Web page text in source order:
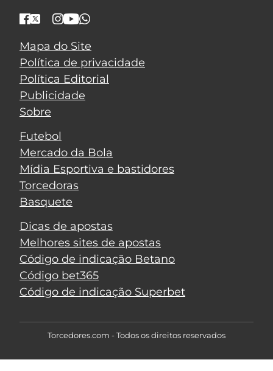
Mapa do Site
Política de privacidade
Política Editorial
Publicidade
Sobre
Futebol
Mercado da Bola
Mídia Esportiva e bastidores
Torcedoras
Basquete
Dicas de apostas
Melhores sites de apostas
Código de indicação Betano
Código bet365
Código de indicação Superbet
Torcedores.com - Todos os direitos reservados